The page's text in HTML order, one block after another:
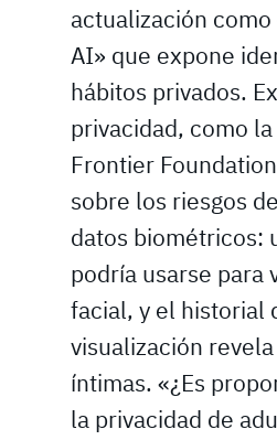
actualización
AI» que expone
hábitos privados.
privacidad, como
Frontier
sobre los riesgos
datos biométricos:
podría usarse para
facial, y el historial
visualización
íntimas. «¿Es
la privacidad de